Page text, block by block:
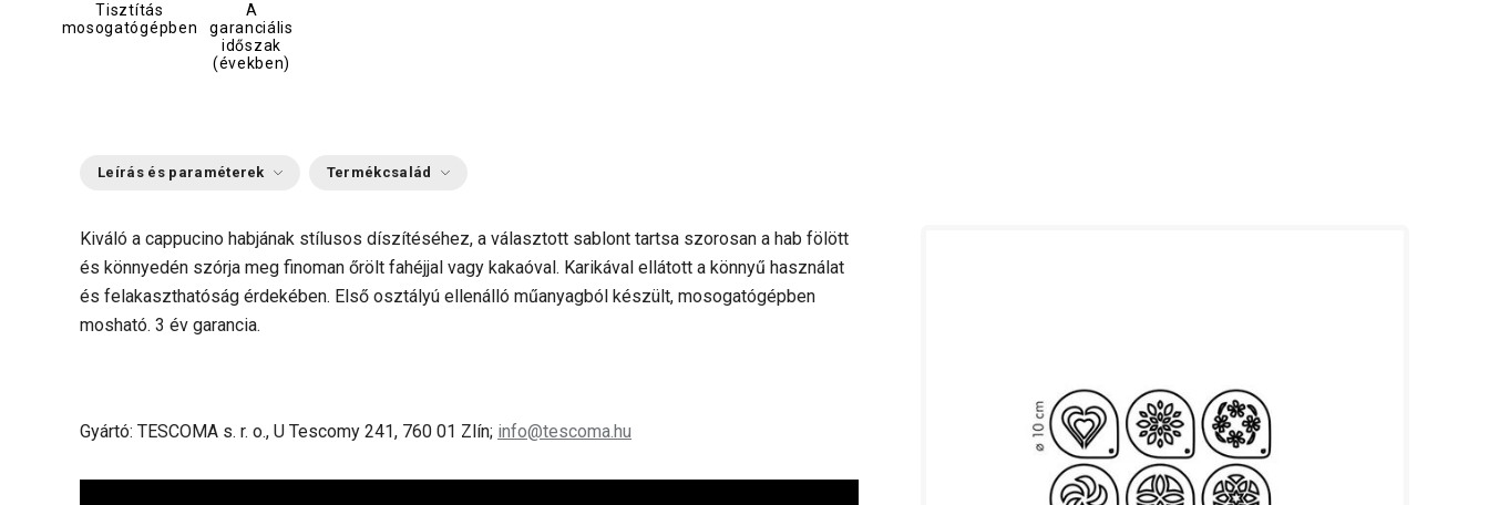
Tisztítás
mosogatógépben
A
garanciális
időszak
(években)
Leírás és paraméterek Termékcsalád
Kiváló a cappucino habjának stílusos díszítéséhez, a választott sablont tartsa szorosan a hab fölött
és könnyedén szórja meg finoman őrölt fahéjjal vagy kakaóval. Karikával ellátott a könnyű használat
és felakaszthatóság érdekében. Első osztályú ellenálló műanyagból készült, mosogatógépben
mosható. 3 év garancia.
Gyártó: TESCOMA s. r. o., U Tescomy 241, 760 01 Zlín; info@tescoma.hu